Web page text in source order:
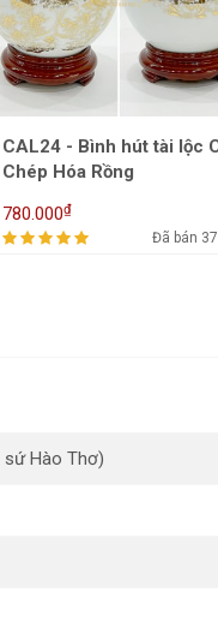
CAL27 - Bình hút tài lộc
Thuận Buồm Xuôi Gió viền
855.000₫
Đã bán
sứ Hào Thơ)